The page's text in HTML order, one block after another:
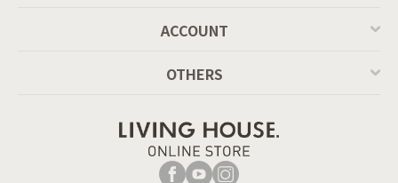
ACCOUNT
OTHERS